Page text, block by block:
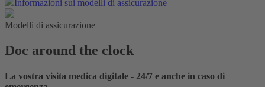
Informazioni sui modelli di assicurazione
Modelli di assicurazione
Doc around the clock
La vostra visita medica digitale - 24/7 e anche in caso di